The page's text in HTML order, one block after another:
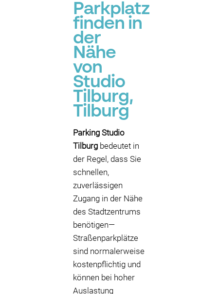
Parkplatz
finden in
der
Nähe
von
Studio
Tilburg,
Tilburg
Parking Studio
Tilburg bedeutet in
der Regel, dass Sie
schnellen,
zuverlässigen
Zugang in der Nähe
des Stadtzentrums
benötigen—
Straßenparkplätze
sind normalerweise
kostenpflichtig und
können bei hoher
Auslastung